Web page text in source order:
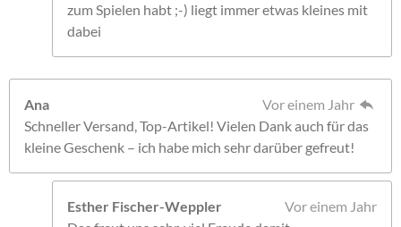
zum Spielen habt ;-) liegt immer etwas kleines mit
dabei
Ana
Vor einem Jahr
Schneller Versand, Top-Artikel! Vielen Dank auch für das
kleine Geschenk – ich habe mich sehr darüber gefreut!
Esther Fischer-Weppler
Vor einem Jahr